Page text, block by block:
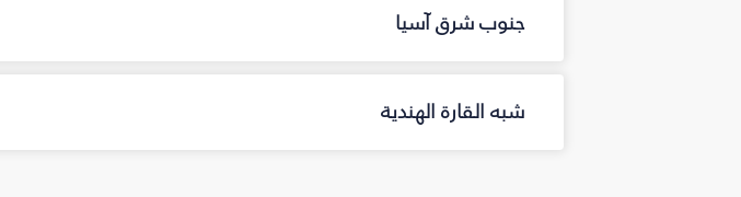
جنوب شرق آسيا
شبه القارة الهندية